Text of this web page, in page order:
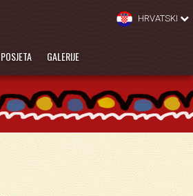
POSJETA GALERIJE
HRVATSKI